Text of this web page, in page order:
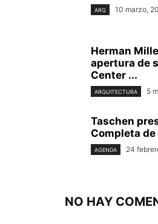
ARQ 10 marzo,
Herman
apertura de
Center ...
ARQUITECTURA 5
Taschen
Completa de
AGENDA 24
NO HAY